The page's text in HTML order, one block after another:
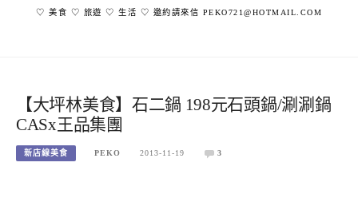
♡ 美食 ♡ 旅遊 ♡ 生活 ♡ 邀約請來信 PEKO721@HOTMAIL.COM
【大坪林美食】石二鍋 198元石頭鍋/涮涮鍋
CASx王品集團
新店線美食 PEKO 2013-11-19 3